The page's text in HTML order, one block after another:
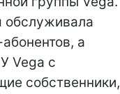
обслуживала
а
Vega с
собственники,